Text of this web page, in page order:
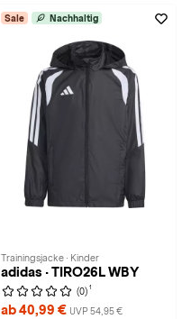
Sale Nachhaltig
Trainingsjacke · Kinder
adidas · TIRO26L WBY
(0) 1
ab 40,99 € UVP 54,95 €